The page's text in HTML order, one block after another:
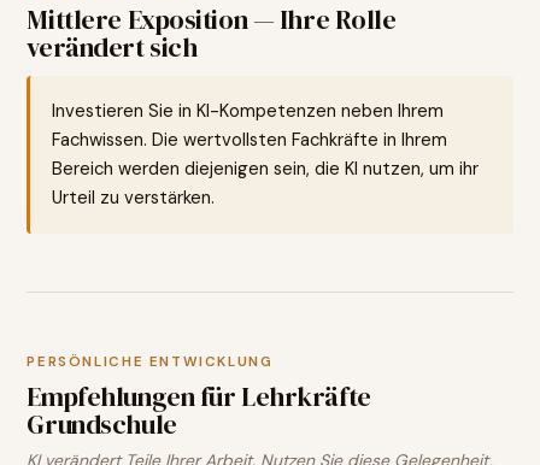
Mittlere Exposition — Ihre Rolle
verändert sich
Investieren Sie in KI-Kompetenzen neben Ihrem
Fachwissen. Die wertvollsten Fachkräfte in Ihrem
Bereich werden diejenigen sein, die KI nutzen, um ihr
Urteil zu verstärken.
PERSÖNLICHE ENTWICKLUNG
Empfehlungen für Lehrkräfte
Grundschule
KI verändert Teile Ihrer Arbeit. Nutzen Sie diese Gelegenheit,